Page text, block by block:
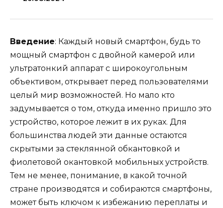
Введение: Каждый новый смартфон, будь то
мощный смартфон с двойной камерой или
ультратонкий аппарат с широкоугольным
объективом, открывает перед пользователями
целый мир возможностей. Но мало кто
задумывается о том, откуда именно пришло это
устройство, которое лежит в их руках. Для
большинства людей эти данные остаются
скрытыми за стеклянной обкантовкой и
фиолетовой окантовкой мобильных устройств.
Тем не менее, понимание, в какой точной
стране производятся и собираются смартфоны,
может быть ключом к избежанию переплаты и